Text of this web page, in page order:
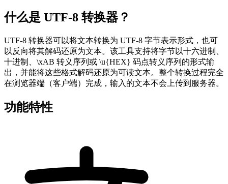
什么是 UTF-8 转换器？
UTF-8 转换器可以将文本转换为 UTF-8 字节表示形式，也可
以反向将其解码还原为文本。该工具支持将字节以十六进制、
十进制、\xAB 转义序列或 \u{HEX} 码点转义序列的形式输
出，并能将这些格式解码还原为可读文本。整个转换过程完全
在浏览器端（客户端）完成，输入的文本不会上传到服务器。
功能特性